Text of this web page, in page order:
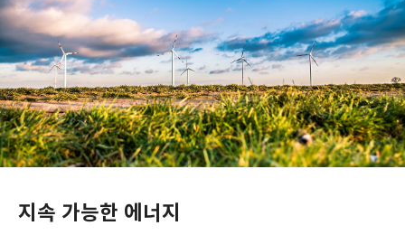
지속 가능한 에너지